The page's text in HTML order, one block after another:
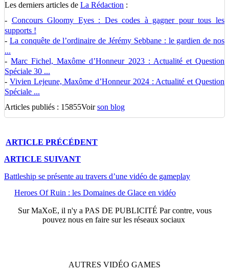
Les derniers articles de La Rédaction :
- Concours Gloomy Eyes : Des codes à gagner pour tous les
supports !
- La conquête de l’ordinaire de Jérémy Sebbane : le gardien de nos
...
-Marc Fichel, Maxôme d’Honneur 2023 : Actualité et Question
Spéciale 30 ...
- Vivien Lejeune, Maxôme d’Honneur 2024 : Actualité et Question
Spéciale ...
Articles publiés : 15855Voirson blog
ARTICLE PRÉCÉDENT
ARTICLE SUIVANT
Battleship se présente au travers d’une vidéo de gameplay
Heroes Of Ruin : les Domaines de Glace en vidéo
SurMaXoE, il n'y a PAS DE PUBLICITÉ Par contre, vous
pouvez nous en faire sur les réseaux sociaux
AUTRES VIDÉO GAMES